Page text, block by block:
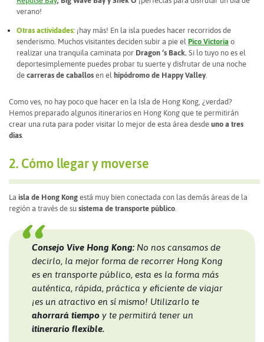
verano!
Otras actividades: ¡hay más! En la isla puedes hacer recorridos de
senderismo. Muchos visitantes deciden subir a pie el Pico Victoria o
realizar una tranquila caminata por Dragon ‘s Back. Si lo tuyo no es el
deportesimplemente puedes probar tu suerte y disfrutar de una noche
de carreras de caballos en el hipódromo de Happy Valley
Como ves, no hay poco que hacer en la Isla de Hong Kong, ¿verdad?
Hemos preparado algunos itinerarios en Hong Kong que te permitirán
crear una ruta para poder visitar lo mejor de esta área desde uno a tres
días
2. Cómo llegar y moverse
La isla de Hong Kong está muy bien conectada con las demás áreas de la
región a través de su sistema de transporte público
Consejo Vive Hong Kong: No nos cansamos de
decirlo, la mejor forma de recorrer Hong Kong
es en transporte público, esta es la forma más
auténtica, rápida, práctica y eficiente de viajar
¡es un atractivo en sí mismo! Utilizarlo te
ahorrará tiempo y te permitirá tener un
itinerario flexible.